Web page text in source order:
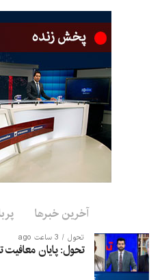
داشته
صادرات محصولات معدنی افغانستان
افزایش می‌یابد که توسعه بخش
حوزه از اهداف مهم اقتصادی
آخرین خبرها
تحول 3 ساعت ago
تحول: پایان معافیت